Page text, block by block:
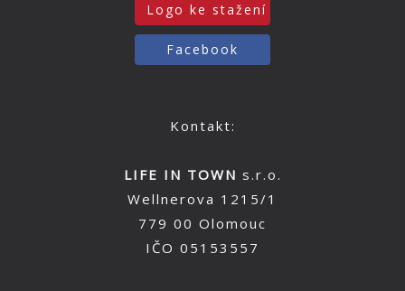
Logo ke stažení
Facebook
Kontakt:
LIFE IN TOWN s.r.o.
Wellnerova 1215/1
779 00 Olomouc
IČO 05153557